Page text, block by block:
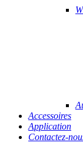
Accessoires
Application
Contactez-